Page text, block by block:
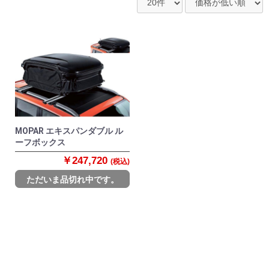
MOPAR エキスパンダブル ル
ーフボックス
￥247,720 (税込)
ただいま品切れ中です。